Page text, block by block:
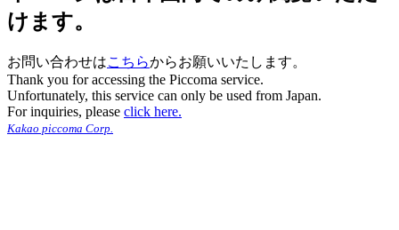
けます。
お問い合わせはこちらからお願いいたします。
Thank you for accessing the Piccoma service.
Unfortunately, this service can only be used from Japan.
For inquiries, please click here.
Kakao piccoma Corp.